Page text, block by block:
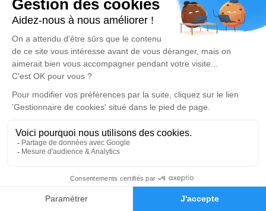
Faire-part Hommages
La cérémonie se déroulera lemercredi 15 mai 2024 à
au centre funéraire boudrier de Bourgoin
Jallieusuivie de la crémation à Bron à 16h30
Cérémonie
mercredi 15 mai 2024 à 14h00
CENTRE FUNERAIRE BOUDRIER 31 Rue Lavoisier
38300 Bourgoin Jallieu